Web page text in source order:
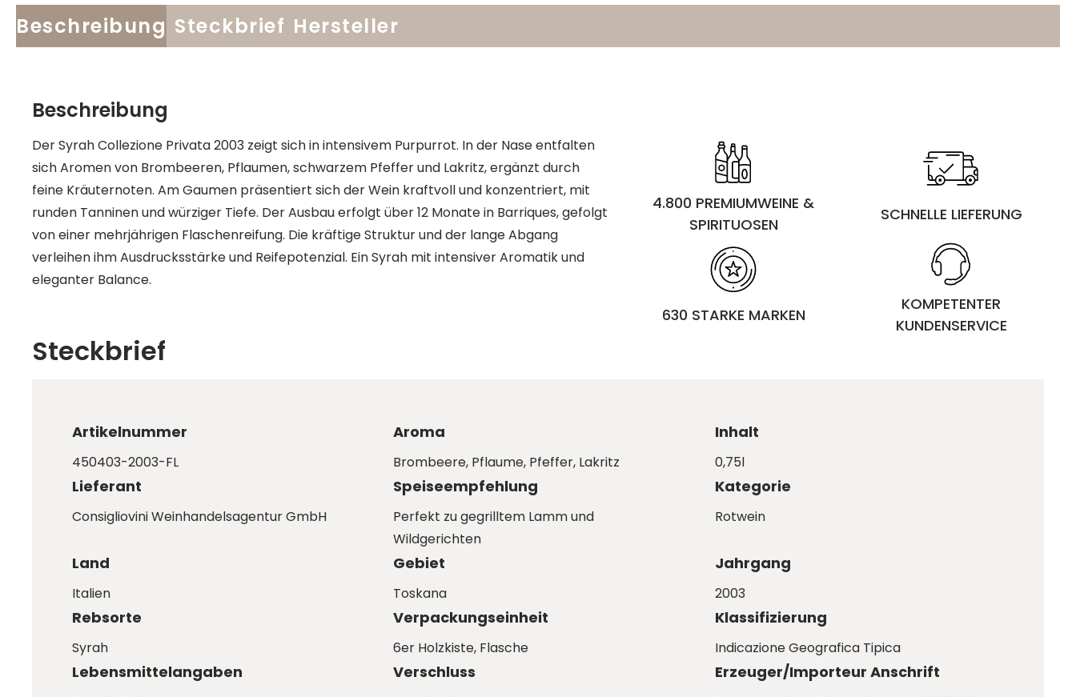
Beschreibung Steckbrief Hersteller
Beschreibung
Der Syrah Collezione Privata 2003 zeigt sich in intensivem Purpurrot. In der Nase entfalten
sich Aromen von Brombeeren, Pflaumen, schwarzem Pfeffer und Lakritz, ergänzt durch
feine Kräuternoten. Am Gaumen präsentiert sich der Wein kraftvoll und konzentriert, mit
runden Tanninen und würziger Tiefe. Der Ausbau erfolgt über 12 Monate in Barriques, gefolgt
von einer mehrjährigen Flaschenreifung. Die kräftige Struktur und der lange Abgang
verleihen ihm Ausdrucksstärke und Reifepotenzial. Ein Syrah mit intensiver Aromatik und
eleganter Balance.
4.800 PREMIUMWEINE &
SPIRITUOSEN
SCHNELLE LIEFERUNG
630 STARKE MARKEN
KOMPETENTER
KUNDENSERVICE
Steckbrief
Artikelnummer
450403-2003-FL
Aroma
Brombeere, Pflaume, Pfeffer, Lakritz
Inhalt
0,75l
Lieferant
Consigliovini Weinhandelsagentur GmbH
Speiseempfehlung
Perfekt zu gegrilltem Lamm und
Wildgerichten
Kategorie
Rotwein
Land
Italien
Gebiet
Toskana
Jahrgang
2003
Rebsorte
Syrah
Verpackungseinheit
6er Holzkiste, Flasche
Klassifizierung
Indicazione Geografica Tipica
Lebensmittelangaben Verschluss Erzeuger/Importeur Anschrift